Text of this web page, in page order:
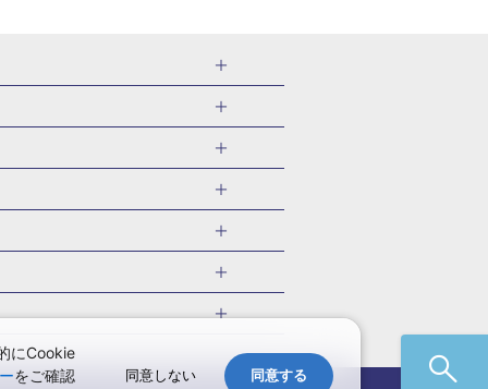
阜県
愛知県
愛媛県
中国
・旅館
旅館
旅館
ま温泉(山形)
井)
関東
関西
千葉旅行・ツアー
旅行・ツアー
ー
旅行・ツアー
愛媛旅行・ツアー
内旅行
内旅行
にCookie
をご確認 同意しない 同意する